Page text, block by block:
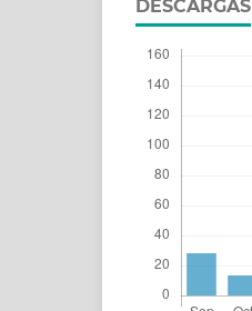
DESCARGAS